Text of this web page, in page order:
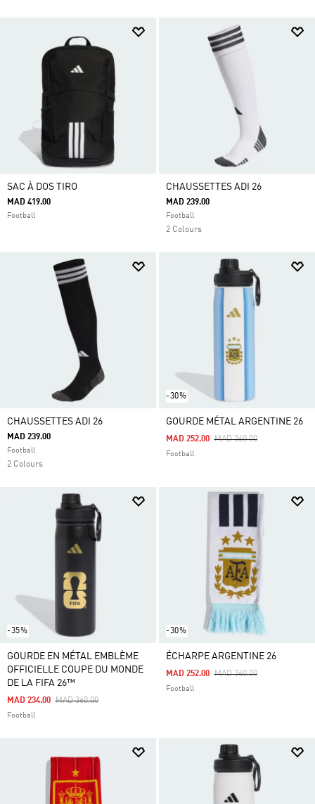
SAC À DOS TIRO
MAD 419.00
Football
CHAUSSETTES ADI 26
MAD 239.00
Football
2 Colours
CHAUSSETTES ADI 26
MAD 239.00
Football
2 Colours
-30%
GOURDE MÉTAL ARGENTINE 26
Price Reduced From
MAD 360.00To
MAD 252.00
Football
-35%
GOURDE EN MÉTAL EMBLÈME
OFFICIELLE COUPE DU MONDE
DE LA FIFA 26™
Price Reduced From
MAD 360.00To
MAD 234.00
Football
-30%
ÉCHARPE ARGENTINE 26
Price Reduced From
MAD 360.00To
MAD 252.00
Football